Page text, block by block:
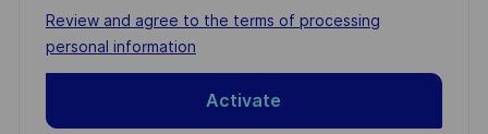
address
(Required)
Required
Review and agree to the terms of processing
personal information
Activate